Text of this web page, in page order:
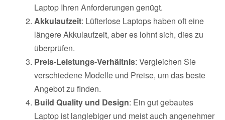
Laptop Ihren Anforderungen genügt.
Akkulaufzeit: Lüfterlose Laptops haben oft eine
längere Akkulaufzeit, aber es lohnt sich, dies zu
überprüfen.
Preis-Leistungs-Verhältnis: Vergleichen Sie
verschiedene Modelle und Preise, um das beste
Angebot zu finden.
Build Quality und Design: Ein gut gebautes
Laptop ist langlebiger und meist auch angenehmer